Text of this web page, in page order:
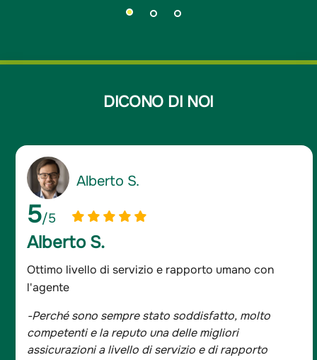
DICONO DI NOI
Alberto S.
5/5
Alberto S.
Ottimo livello di servizio e rapporto umano con
l'agente
-Perché sono sempre stato soddisfatto, molto
competenti e la reputo una delle migliori
assicurazioni a livello di servizio e di rapporto